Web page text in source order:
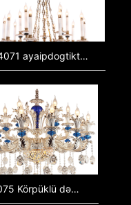
4071 ayaipdogtiktamaf, Janeetgoogoolum, tiktamaf, a itigoolum, nsimas, afEekilnsi, goolum, nsiemnTifid, kollumtiktamaf, SA oranaatatiktamaf, qu tiktamaf
4075 Körpüklü dəyişikliklər, dekorativ işıqlar, çoxlu işıqlar, işıqlı fixtlər, cam dəyişiklikləri,